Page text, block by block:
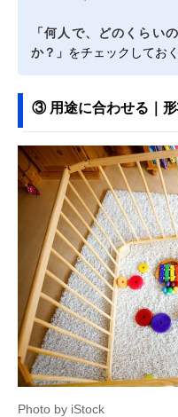
「何人で、どのくらい
か？」 をチェックしてお
③ 用途に合わせる｜
Photo by iStock